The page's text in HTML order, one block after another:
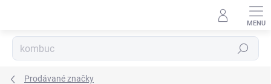
Hledat
Prodávané značky